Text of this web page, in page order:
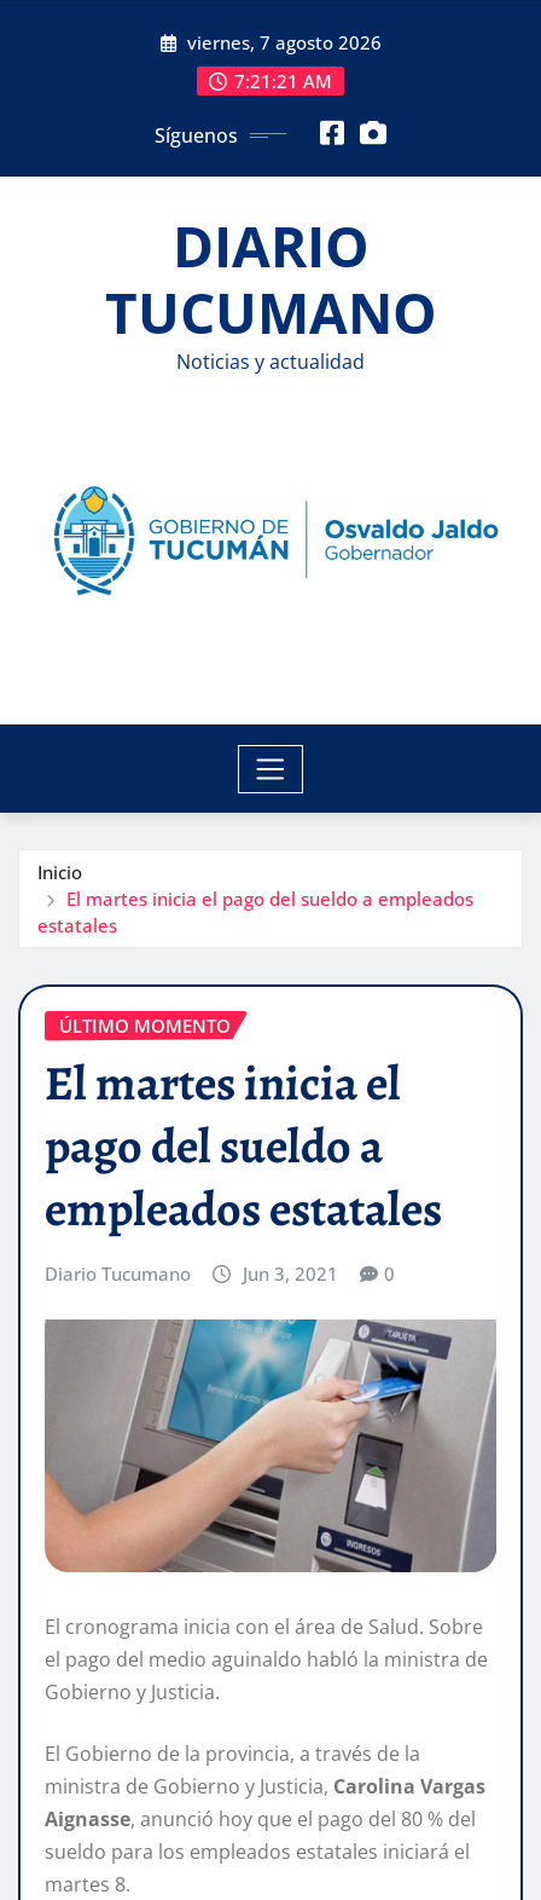
viernes, 7 agosto 2026
7:21:21 AM
Síguenos
DIARIO
TUCUMANO
Noticias y actualidad
Inicio
El martes inicia el pago del sueldo a empleados
estatales
ÚLTIMO MOMENTO
El martes inicia el
pago del sueldo a
empleados estatales
Diario Tucumano Jun 3, 2021 0
El cronograma inicia con el área de Salud. Sobre
el pago del medio aguinaldo habló la ministra de
Gobierno y Justicia.
El Gobierno de la provincia, a través de la
ministra de Gobierno y Justicia, Carolina Vargas
Aignasse, anunció hoy que el pago del 80 % del
sueldo para los empleados estatales iniciará el
martes 8.